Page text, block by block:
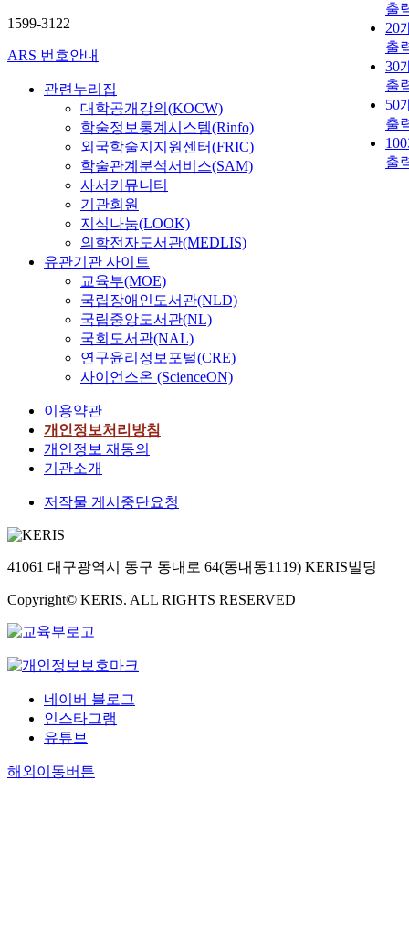
출
20
출
30
출
50
출
출
1599-3122
ARS 번호안내
관련누리집
대학공개강의(KOCW)
학술정보통계시스템(Rinfo)
외국학술지지원센터(FRIC)
학술관계분석서비스(SAM)
사서커뮤니티
기관회원
지식나눔(LOOK)
의학전자도서관(MEDLIS)
유관기관 사이트
교육부(MOE)
국립장애인도서관(NLD)
국립중앙도서관(NL)
국회도서관(NAL)
연구윤리정보포털(CRE)
사이언스온 (ScienceON)
이용약관
개인정보처리방침
개인정보 재동의
기관소개
저작물 게시중단요청
41061 대구광역시 동구 동내로 64(동내동1119) KERIS빌딩
Copyright© KERIS. ALL RIGHTS RESERVED
네이버 블로그
인스타그램
유튜브
해외이동버튼